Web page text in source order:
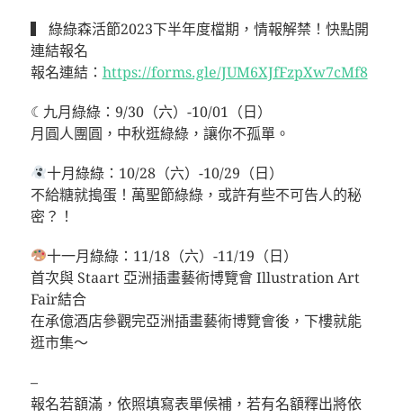
▍ 綠綠森活節2023下半年度檔期，情報解禁！快點開
連結報名
報名連結： https://forms.gle/JUM6XJfFzpXw7cMf8
☾九月綠綠：9/30（六）-10/01（日）
月圓人團圓，中秋逛綠綠，讓你不孤單。
十月綠綠：10/28（六）-10/29（日）
不給糖就搗蛋！萬聖節綠綠，或許有些不可告人的秘
密？！
十一月綠綠：11/18（六）-11/19（日）
首次與 Staart 亞洲插畫藝術博覽會 Illustration Art
Fair結合
在承億酒店參觀完亞洲插畫藝術博覽會後，下樓就能
逛市集～
–
報名若額滿，依照填寫表單候補，若有名額釋出將依